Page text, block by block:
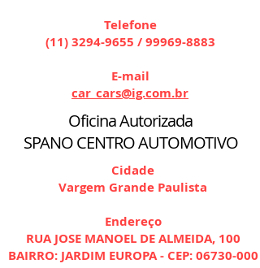
Telefone
(11) 3294-9655 /99969-8883
E-mail
car_cars@ig.com.br
Oficina Autorizada
SPANO CENTRO AUTOMOTIVO
Cidade
Vargem Grande Paulista
Endereço
RUA JOSE MANOEL DE ALMEIDA, 100
BAIRRO: JARDIM EUROPA - CEP:06730-000